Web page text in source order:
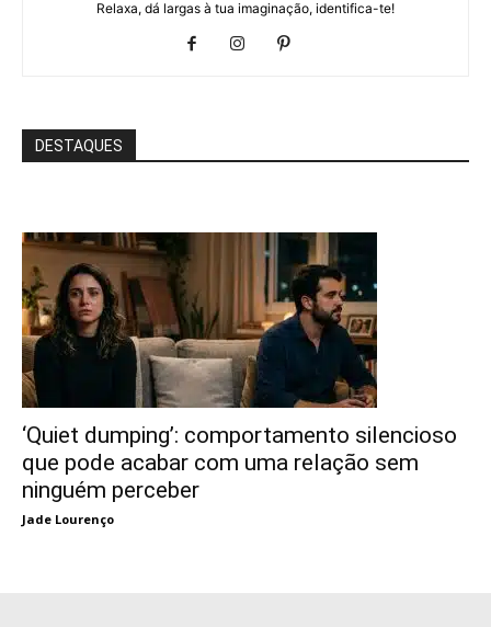
Relaxa, dá largas à tua imaginação, identifica-te!
DESTAQUES
‘Quiet dumping’: comportamento silencioso
que pode acabar com uma relação sem
ninguém perceber
Jade Lourenço